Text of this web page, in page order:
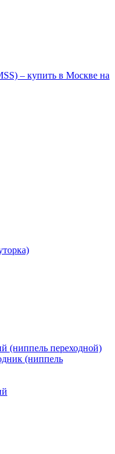
(ниппель переходной)
(ниппель